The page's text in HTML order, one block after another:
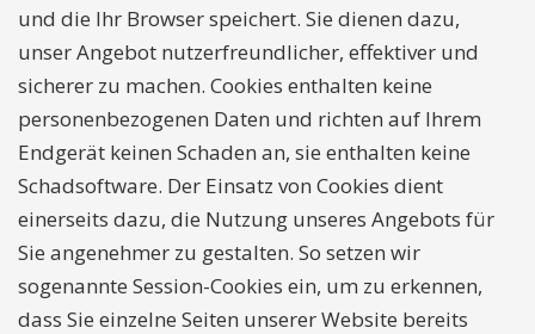
und die Ihr Browser speichert. Sie dienen dazu,
unser Angebot nutzerfreundlicher, effektiver und
sicherer zu machen. Cookies enthalten keine
personenbezogenen Daten und richten auf Ihrem
Endgerät keinen Schaden an, sie enthalten keine
Schadsoftware. Der Einsatz von Cookies dient
einerseits dazu, die Nutzung unseres Angebots für
Sie angenehmer zu gestalten. So setzen wir
sogenannte Session-Cookies ein, um zu erkennen,
dass Sie einzelne Seiten unserer Website bereits